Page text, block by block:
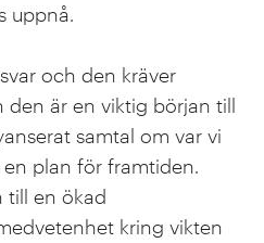
uppnå.
och den kräver
den är en viktig början till
samtal om var vi
plan för framtiden.
till en ökad
kring vikten